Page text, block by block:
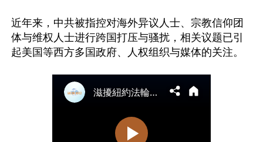
近年来，中共被指控对海外异议人士、宗教信仰团
体与维权人士进行跨国打压与骚扰，相关议题已引